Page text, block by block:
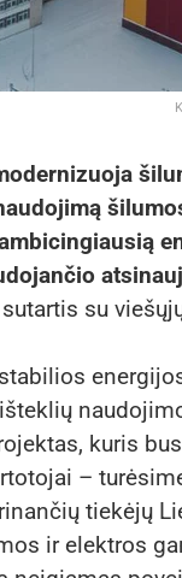
su
kuris
–
tiekėjų
ir elektros